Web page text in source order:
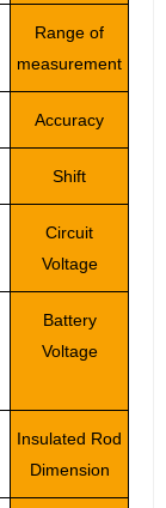
Range of
measurement
Accuracy
Shift
Circuit
Voltage
Battery
Voltage
Insulated Rod
Dimension